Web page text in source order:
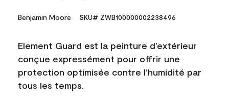
Benjamin Moore SKU# ZWB100000002238496
Element Guard est la peinture d’extérieur
conçue expressément pour offrir une
protection optimisée contre l’humidité par
tous les temps.